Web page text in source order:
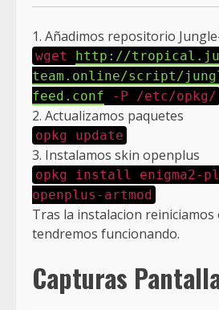
1. Añadimos repositorio
wget
http://
team.online/script/
feed.conf -P /etc/opkg/
2. Actualizamos paquetes
opkg update
3. Instalamos skin openplus
opkg install enigma2-
openplus-artmod
Tras la instalacion reiniciamos
tendremos funcionando.
Capturas